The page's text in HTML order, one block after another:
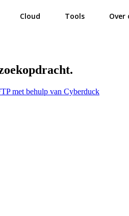
Cloud Tools Over
met behulp van Cyberduck